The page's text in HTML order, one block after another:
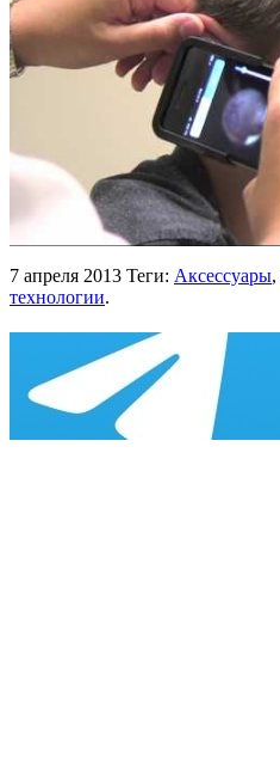
7 апреля 2013 Теги: Аксессуары,
технологии.